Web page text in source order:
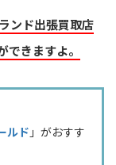
ンド出張買取店
きますよ。
ルド 」がおすす